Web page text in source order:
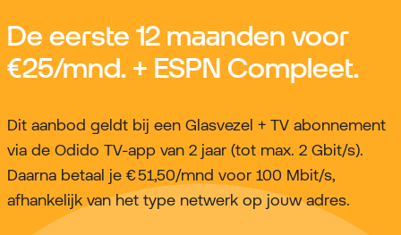
De eerste 12 maanden voor
€25/mnd. + ESPN Compleet.
Dit aanbod geldt bij een Glasvezel + TV abonnement
via de Odido TV-app van 2 jaar (tot max. 2 Gbit/s).
Daarna betaal je € 51,50/mnd voor 100 Mbit/s,
afhankelijk van het type netwerk op jouw adres.